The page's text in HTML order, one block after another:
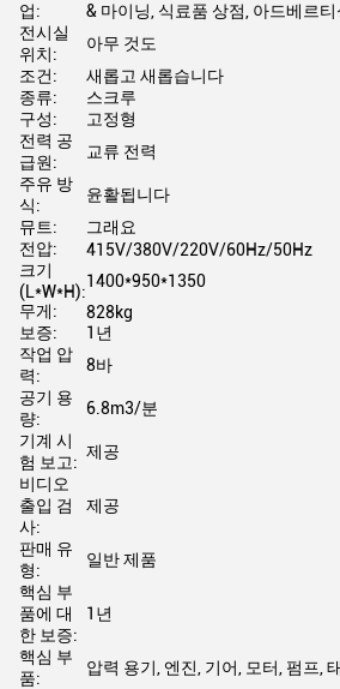
업:
& 마이닝, 식료품 상점, 아드베르티
전시실
위치:
아무 것도
조건:
새롭고 새롭습니다
종류:
스크루
구성:
고정형
전력 공
급원:
교류 전력
주유 방
식:
윤활됩니다
뮤트:
그래요
전압:
415V/380V/220V/60Hz/50Hz
크기
(L*W*H):
1400*950*1350
무게:
828kg
보증:
1년
작업 압
력:
8바
공기 용
량:
6.8m3/분
기계 시
험 보고:
제공
비디오
출입 검
사:
제공
판매 유
형:
일반 제품
핵심 부
품에 대
한 보증:
1년
핵심 부
품:
압력 용기, 엔진, 기어, 모터, 펌프,